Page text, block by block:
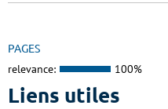
PAGES
relevance: 100%
Liens utiles